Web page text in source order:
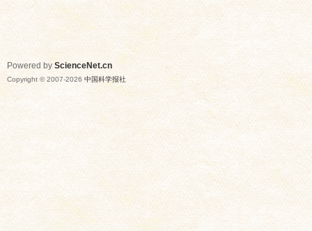
Powered by ScienceNet.cn
Copyright © 2007-2026 中国科学报社